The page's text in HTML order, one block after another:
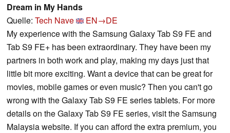
Dream in My Hands
Quelle: Tech Nave
EN→DE
My experience with the Samsung Galaxy Tab S9 FE and
Tab S9 FE+ has been extraordinary. They have been my
partners in both work and play, making my days just that
little bit more exciting. Want a device that can be great for
movies, mobile games or even music? Then you can't go
wrong with the Galaxy Tab S9 FE series tablets. For more
details on the Galaxy Tab S9 FE series, visit the Samsung
Malaysia website. If you can afford the extra premium, you